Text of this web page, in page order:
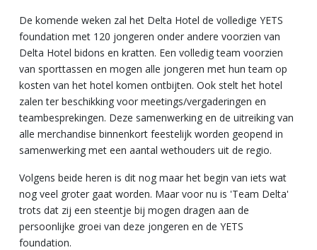
De komende weken zal het Delta Hotel de volledige YETS
foundation met 120 jongeren onder andere voorzien van
Delta Hotel bidons en kratten. Een volledig team voorzien
van sporttassen en mogen alle jongeren met hun team op
kosten van het hotel komen ontbijten. Ook stelt het hotel
zalen ter beschikking voor meetings/vergaderingen en
teambesprekingen. Deze samenwerking en de uitreiking van
alle merchandise binnenkort feestelijk worden geopend in
samenwerking met een aantal wethouders uit de regio.
Volgens beide heren is dit nog maar het begin van iets wat
nog veel groter gaat worden. Maar voor nu is 'Team Delta'
trots dat zij een steentje bij mogen dragen aan de
persoonlijke groei van deze jongeren en de YETS
foundation.